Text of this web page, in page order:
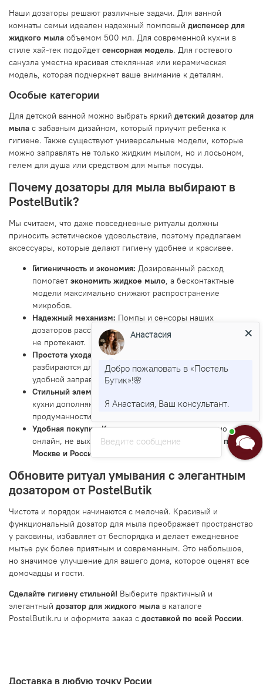
Наши дозаторы решают различные задачи. Для ванной
комнаты семьи идеален надежный помповый диспенсер для
жидкого мыла объемом 500 мл. Для современной кухни в
стиле хай-тек подойдет сенсорная модель. Для гостевого
санузла уместна красивая стеклянная или керамическая
модель, которая подчеркнет ваше внимание к деталям.
Особые категории
Для детской ванной можно выбрать яркий детский дозатор для
мыла с забавным дизайном, который приучит ребенка к
гигиене. Также существуют универсальные модели, которые
можно заправлять не только жидким мылом, но и лосьоном,
гелем для душа или средством для мытья посуды.
Почему дозаторы для мыла выбирают в
PostelButik?
Мы считаем, что даже повседневные ритуалы должны
приносить эстетическое удовольствие, поэтому предлагаем
аксессуары, которые делают гигиену удобнее и красивее.
Гигиеничность и экономия: Дозированный расход
помогает экономить жидкое мыло, а бесконтактные
модели максимально снижают распространение
микробов.
Надежный механизм: Помпы и сенсоры наших
дозаторов рассчитаны на тысячи нажатий, не залипают и
не протекают.
Простота ухода и заправки:
разбираются для мытья и имеют широкую горловину для
удобной заправки.
Стильный элемент декора:
кухни дополняют интерьер, создавая ощущение
продуманности и порядка.
Удобная покупка: Купить дозатор для мыламожно
онлайн, не выходя из дома, с быстрой
доставкой по
Москве и России
Обновите ритуал умывания с элегантным
дозатором от PostelButik
Чистота и порядок начинаются с мелочей. Красивый и
функциональный дозатор для мыла преображает пространство
у раковины, избавляет от беспорядка и делает ежедневное
мытье рук более приятным и современным. Это небольшое,
но значимое улучшение для вашего дома, которое оценят все
домочадцы и гости.
Сделайте гигиену стильной! Выберите практичный и
элегантный дозатор для жидкого мыла в каталоге
PostelButik.ru и оформите заказ с доставкой по всей России.
Доставка в любую точку Росии
Введите сообщение
Анастасия
Добро пожаловать в «Постель
Бутик»!🌸
Я Анастасия, Ваш консультант.